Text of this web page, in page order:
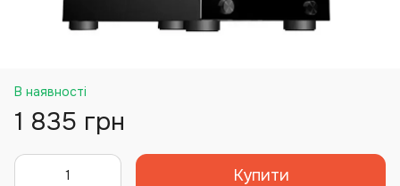
В наявності
1 835 грн
Купити